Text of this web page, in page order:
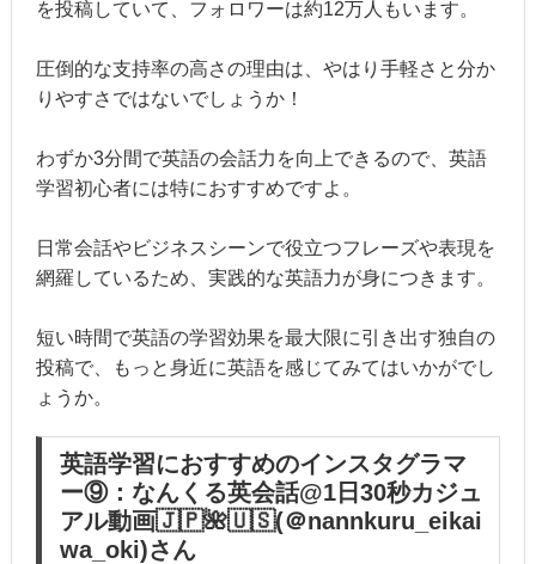
を投稿していて、フォロワーは約12万人もいます。
圧倒的な支持率の高さの理由は、やはり手軽さと分か
りやすさではないでしょうか！
わずか3分間で英語の会話力を向上できるので、英語
学習初心者には特におすすめですよ。
日常会話やビジネスシーンで役立つフレーズや表現を
網羅しているため、実践的な英語力が身につきます。
短い時間で英語の学習効果を最大限に引き出す独自の
投稿で、もっと身近に英語を感じてみてはいかがでし
ょうか。
英語学習におすすめのインスタグラマ
ー⑨：なんくる英会話@1日30秒カジュ
アル動画🇯🇵🌺🇺🇸(＠nannkuru_eikai
wa_oki)さん